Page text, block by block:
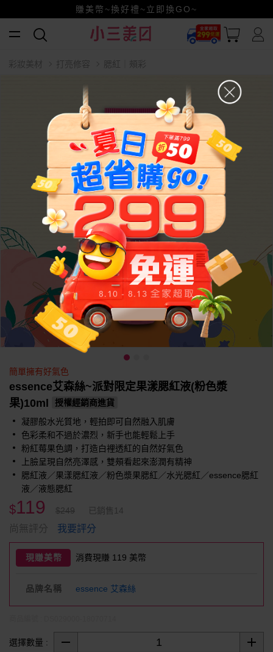
賺美幣~換好禮~立即換GO~
小三美日x全支付~美幣+全點折上折超划算
彩妝美材 打亮修容 腮紅｜頰彩
簡單擁有好氣色
essence艾森絲~派對限定果漾腮紅液(粉色漿
果)10ml
授權經銷商進貨
凝膠般水光質地，輕拍即可自然融入肌膚
色彩柔和不過於濃烈，新手也能輕鬆上手
粉紅莓果色調，打造白裡透紅的自然好氣色
上臉呈現自然亮澤感，雙頰看起來澎潤有精神
腮紅液／果漾腮紅液／粉色漿果腮紅／水光腮紅／essence腮紅
液／液態腮紅
$119 $249 已銷售14
尚無評分 我要評分
現賺美幣 消費現賺 119 美幣
品牌名稱 essence 艾森絲
選擇數量 :